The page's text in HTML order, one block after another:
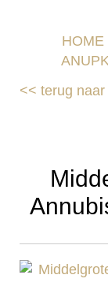
HOME
<<terug